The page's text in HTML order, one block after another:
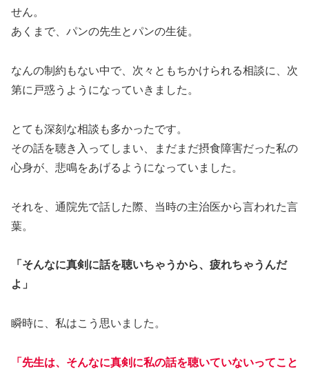
せん。
あくまで、パンの先生とパンの生徒。
なんの制約もない中で、次々ともちかけられる相談に、次
第に戸惑うようになっていきました。
とても深刻な相談も多かったです。
その話を聴き入ってしまい、まだまだ摂食障害だった私の
心身が、悲鳴をあげるようになっていました。
それを、通院先で話した際、当時の主治医から言われた言
葉。
「そんなに真剣に話を聴いちゃうから、疲れちゃうんだ
よ」
瞬時に、私はこう思いました。
「先生は、そんなに真剣に私の話を聴いていないってこと